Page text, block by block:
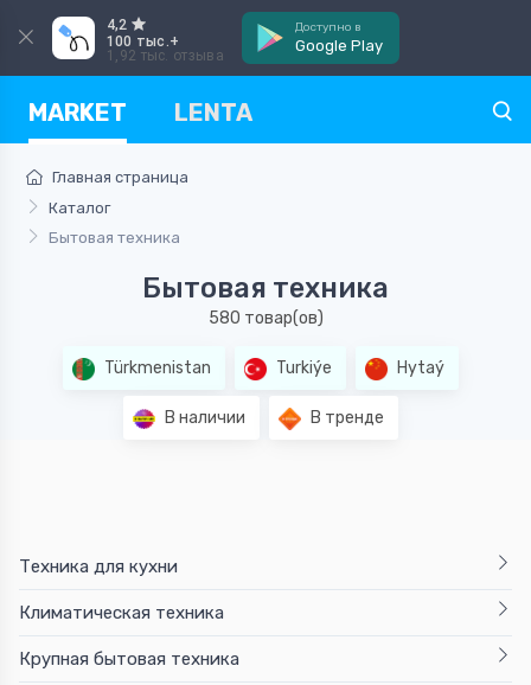
4,2
100 тыс.+
1,92 тыс. отзыва
Доступно в
Google Play
MARKET LENTA
Главная страница
Каталог
Бытовая техника
Бытовая техника
580 товар(ов)
Türkmenistan Turkiýe Hytaý
В наличии В тренде
Техника для кухни
Климатическая техника
Крупная бытовая техника